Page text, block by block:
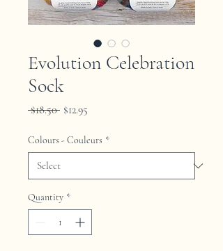
Evolution Celebration
Sock
$18.50 Regular
$12.95
Colours - Couleurs *
Quantity *